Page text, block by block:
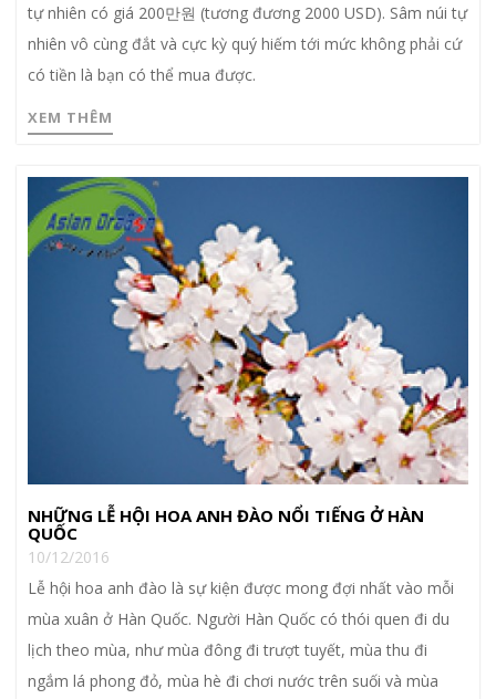
tự nhiên có giá 200만원 (tương đương 2000 USD). Sâm núi tự
nhiên vô cùng đắt và cực kỳ quý hiếm tới mức không phải cứ
có tiền là bạn có thể mua được.
XEM THÊM
NHỮNG LỄ HỘI HOA ANH ĐÀO NỔI TIẾNG Ở HÀN
QUỐC
10/12/2016
Lễ hội hoa anh đào là sự kiện được mong đợi nhất vào mỗi
mùa xuân ở Hàn Quốc. Người Hàn Quốc có thói quen đi du
lịch theo mùa, như mùa đông đi trượt tuyết, mùa thu đi
ngắm lá phong đỏ, mùa hè đi chơi nước trên suối và mùa